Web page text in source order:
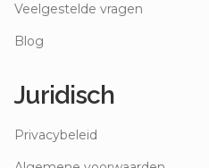
Veelgestelde vragen
Blog
Juridisch
Privacybeleid